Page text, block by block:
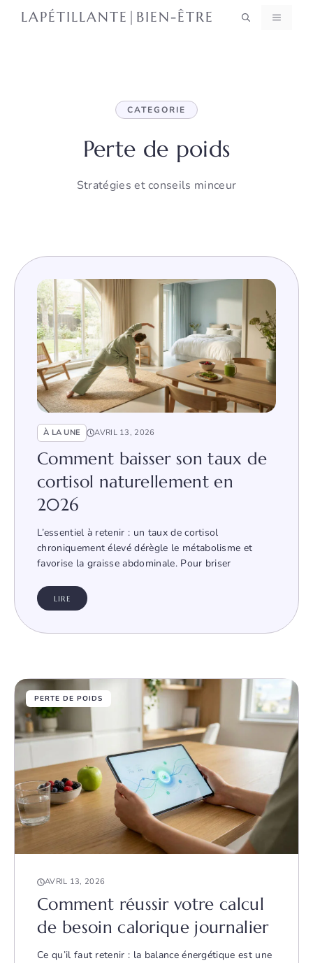
LAPÉTILLANTE|BIEN-ÊTRE MENU
CATEGORIE
Perte de poids
Stratégies et conseils minceur
À LA UNE AVRIL 13, 2026
Comment baisser son taux de
cortisol naturellement en
2026
L’essentiel à retenir : un taux de cortisol
chroniquement élevé dérègle le métabolisme et
favorise la graisse abdominale. Pour briser
LIRE
PERTE DE POIDS
AVRIL 13, 2026
Comment réussir votre calcul
de besoin calorique journalier
Ce qu’il faut retenir : la balance énergétique est une